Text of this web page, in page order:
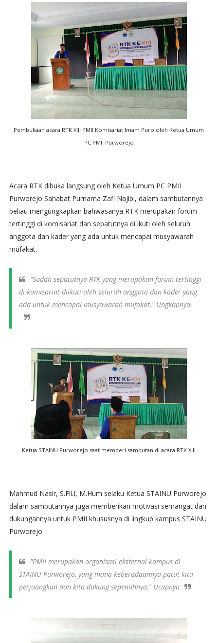
Pembukaan acara RTK XIII PMII Komisariat Imam Puro oleh Ketua Umum
PC PMII Purworejo
Acara RTK dibuka langsung oleh Ketua Umum PC PMII
Purworejo Sahabat Purnama Zafi Najibi, dalam sambutannya
beliau mengungkapkan bahwasanya RTK merupakan forum
tertinggi di komisariat dan sepatutnya di ikuti oleh seluruh
anggota dan kader yang ada untuk mencapai musyawarah
mufakat.
"Sudah sepatutnya RTK yang merupakan forum tertinggi
di komisariat diikuti oleh seluruh anggota dan kader yang
ada untuk mencapai musyawarah mufakat." Ungkapnya.
Ketua STAINU Purworejo saat memberi sambutan di acara RTK XIII
Mahmud Nasir, S.Fil.I, M.Hum selaku Ketua STAINU Purworejo
dalam sambutannya juga memberikan motivasi semangat dan
dukungannya untuk PMII khususnya di lingkup kampus STAINU
Purworejo.
"PMII merupakan organisasi eksternal kampus di
STAINU Purworejo, yang mana keberadaannya patut kita
perjuangkan dan kita dukung sepenuhnya." Ucapnya